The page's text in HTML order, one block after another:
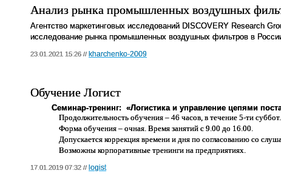
Анализ рынка промышленных воздушных
Агентство маркетинговых исследований DISCOVERY Research
исследование рынка промышленных воздушных фильтров в
23.01.2021 15:26 // kharchenko-2009
Обучение Логист
Семинар-тренинг: «Логистика и управление цепями
Продолжительность обучения – 46 часов, в течение 5-ти суббот.
Форма обучения – очная. Время занятий с 9.00 до 16.00.
Допускается коррекция времени и дня по согласованию со
Возможны корпоративные тренинги на предприятиях.
17.01.2019 07:32 // logist